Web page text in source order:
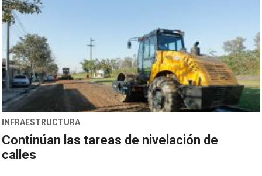
INFRAESTRUCTURA
Continúan las tareas de nivelación de
calles